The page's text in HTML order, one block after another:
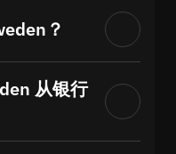
？
从银行